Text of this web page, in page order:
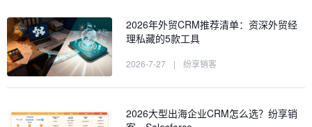
2026年外贸CRM推荐清单：资深外贸经
理私藏的5款工具
2026-7-27 | 纷享销客
2026大型出海企业CRM怎么选？纷享销